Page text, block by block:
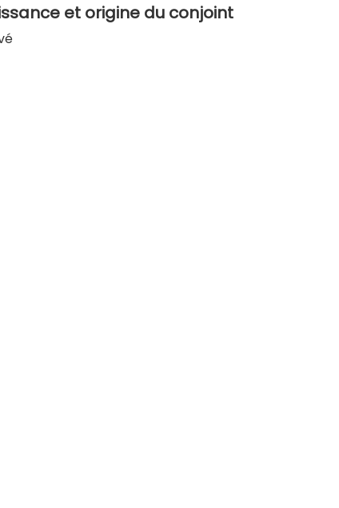
et origine du conjoint